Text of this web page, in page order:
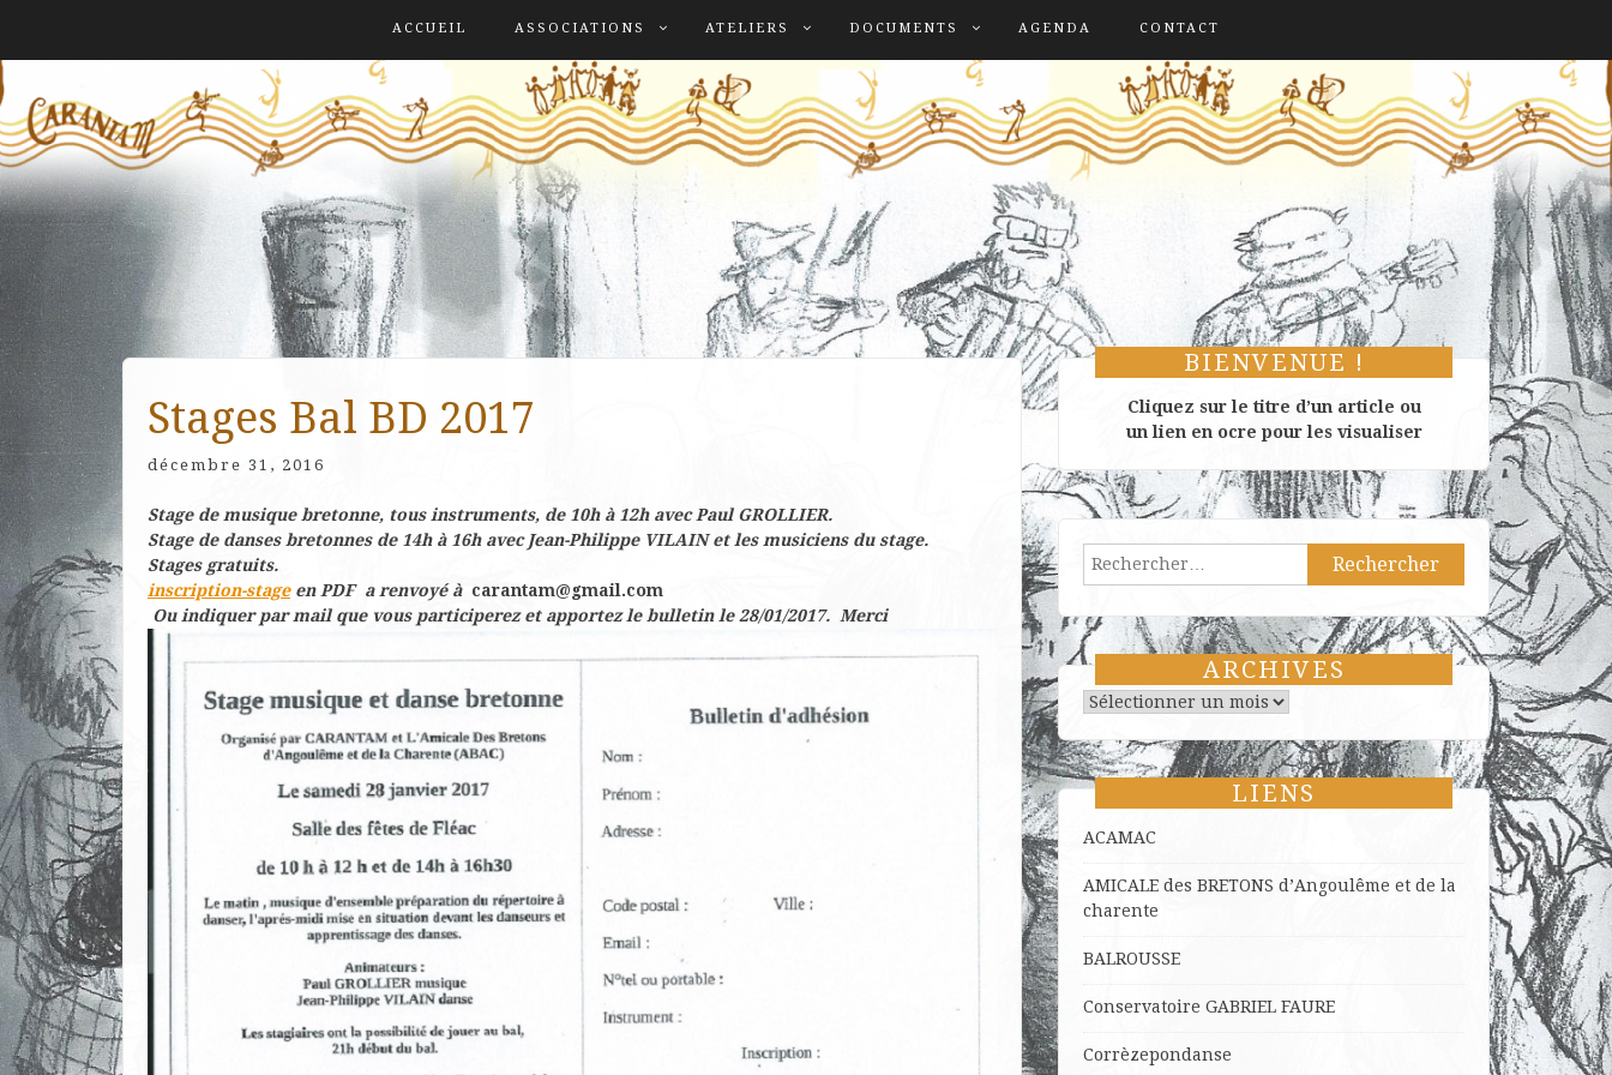
ACCUEIL ASSOCIATIONS ATELIERS DOCUMENTS AGENDA CONTACT
Stages Bal BD 2017
décembre 31, 2016
Stage de musique bretonne, tous instruments, de 10h à 12h avec Paul GROLLIER.
Stage de danses bretonnes de 14h à 16h avec Jean-Philippe VILAIN et les musiciens du stage.
Stages gratuits.
inscription-stageen PDF a renvoyé à carantam@gmail.com
Ou indiquer par mail que vous participerez et apportez le bulletin le 28/01/2017. Merci
BIENVENUE !
Cliquez sur le titre d’un article ou
un lien en ocre pour les visualiser
Rechercher :
ARCHIVES
Archives
LIENS
ACAMAC
AMICALE des BRETONS d’Angoulême et de la
charente
BALROUSSE
Conservatoire GABRIEL FAURE
Corrèzepondanse